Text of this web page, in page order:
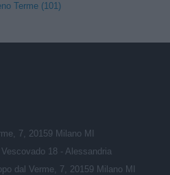
Terme (101)
7, 20159 Milano MI
18 - Alessandria
dal Verme, 7, 20159 Milano MI